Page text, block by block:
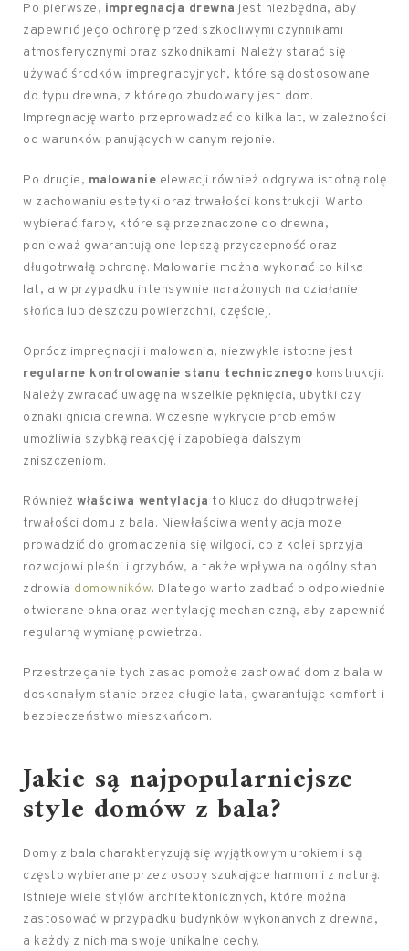
Po pierwsze, impregnacja drewna jest niezbędna, aby
zapewnić jego ochronę przed szkodliwymi czynnikami
atmosferycznymi oraz szkodnikami. Należy starać się
używać środków impregnacyjnych, które są dostosowane
do typu drewna, z którego zbudowany jest dom.
Impregnację warto przeprowadzać co kilka lat, w zależności
od warunków panujących w danym rejonie.
Po drugie, malowanie elewacji również odgrywa istotną rolę
w zachowaniu estetyki oraz trwałości konstrukcji. Warto
wybierać farby, które są przeznaczone do drewna,
ponieważ gwarantują one lepszą przyczepność oraz
długotrwałą ochronę. Malowanie można wykonać co kilka
lat, a w przypadku intensywnie narażonych na działanie
słońca lub deszczu powierzchni, częściej.
Oprócz impregnacji i malowania, niezwykle istotne jest
regularne kontrolowanie stanu technicznego konstrukcji.
Należy zwracać uwagę na wszelkie pęknięcia, ubytki czy
oznaki gnicia drewna. Wczesne wykrycie problemów
umożliwia szybką reakcję i zapobiega dalszym
zniszczeniom.
Również właściwa wentylacja to klucz do długotrwałej
trwałości domu z bala. Niewłaściwa wentylacja może
prowadzić do gromadzenia się wilgoci, co z kolei sprzyja
rozwojowi pleśni i grzybów, a także wpływa na ogólny stan
zdrowia domowników. Dlatego warto zadbać o odpowiednie
otwierane okna oraz wentylację mechaniczną, aby zapewnić
regularną wymianę powietrza.
Przestrzeganie tych zasad pomoże zachować dom z bala w
doskonałym stanie przez długie lata, gwarantując komfort i
bezpieczeństwo mieszkańcom.
Jakie są najpopularniejsze
style domów z bala?
Domy z bala charakteryzują się wyjątkowym urokiem i są
często wybierane przez osoby szukające harmonii z naturą.
Istnieje wiele stylów architektonicznych, które można
zastosować w przypadku budynków wykonanych z drewna,
a każdy z nich ma swoje unikalne cechy.